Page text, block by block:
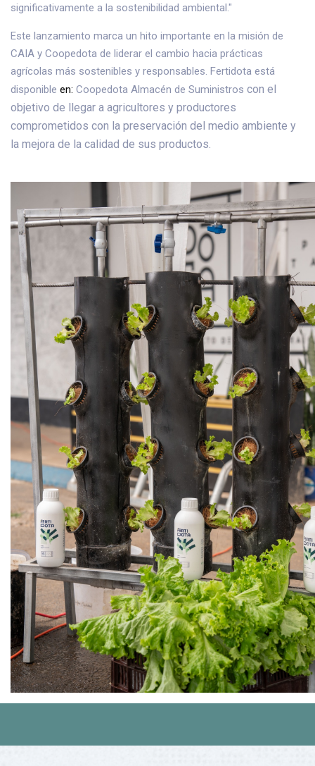
significativamente a la sostenibilidad ambiental."
Este lanzamiento marca un hito importante en la misión de
CAIA y Coopedota de liderar el cambio hacia prácticas
agrícolas más sostenibles y responsables. Fertidota está
disponible en: Coopedota Almacén de Suministros con el
objetivo de llegar a agricultores y productores
comprometidos con la preservación del medio ambiente y
la mejora de la calidad de sus productos.